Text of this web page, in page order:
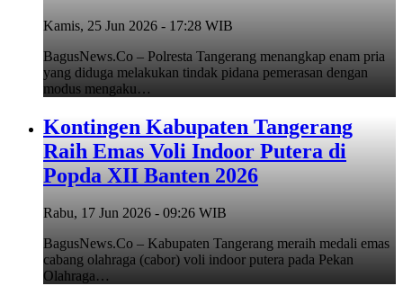
Kamis, 25 Jun 2026 - 17:28 WIB
BagusNews.Co – Polresta Tangerang menangkap enam pria
yang diduga melakukan tindak pidana pemerasan dengan
modus mengaku…
Kontingen Kabupaten Tangerang
Raih Emas Voli Indoor Putera di
Popda XII Banten 2026
Rabu, 17 Jun 2026 - 09:26 WIB
BagusNews.Co – Kabupaten Tangerang meraih medali emas
cabang olahraga (cabor) voli indoor putera pada Pekan
Olahraga…